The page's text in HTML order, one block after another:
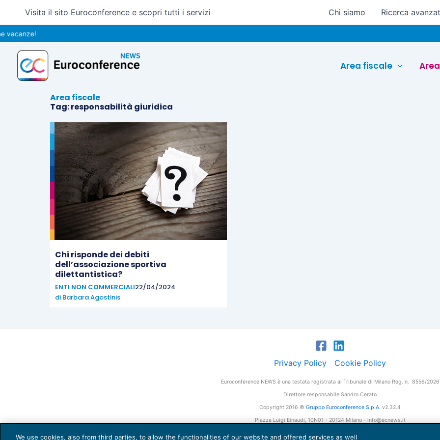
contenuto
Visita il sito Euroconference e scopri tutti i servizi Chi siamo Ricerca
Area fiscale
Area fiscale
Tag: responsabilità giuridica
Chi risponde dei debiti
dell’associazione sportiva
dilettantistica?
ENTI NON COMMERCIALI22/04/2024
di Barbara Agostinis
Privacy Policy Cookie Policy
Euroconference NEWS è una testata registrata al Tribunale di Milano Reg. n. 8556/2026
Direttore responsabile Sandro Cerato
Copyright 2016 © Gruppo Euroconference S.p.A. v2.32.4
Piazza Luigi Einaudi, 10N01 - 20124 Milano - info@ecnews.it
We use cookies, also from third parties, to allow the functionalities of our website and offered services as well